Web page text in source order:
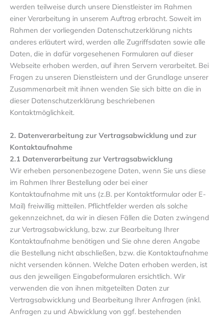
werden teilweise durch unsere Dienstleister im Rahmen
einer Verarbeitung in unserem Auftrag erbracht. Soweit im
Rahmen der vorliegenden Datenschutzerklärung nichts
anderes erläutert wird, werden alle Zugriffsdaten sowie alle
Daten, die in dafür vorgesehenen Formularen auf dieser
Webseite erhoben werden, auf ihren Servern verarbeitet. Bei
Fragen zu unseren Dienstleistern und der Grundlage unserer
Zusammenarbeit mit ihnen wenden Sie sich bitte an die in
dieser Datenschutzerklärung beschriebenen
Kontaktmöglichkeit.
2. Datenverarbeitung zur Vertragsabwicklung und zur
Kontaktaufnahme
2.1 Datenverarbeitung zur Vertragsabwicklung
Wir erheben personenbezogene Daten, wenn Sie uns diese
im Rahmen Ihrer Bestellung oder bei einer
Kontaktaufnahme mit uns (z.B. per Kontaktformular oder E-
Mail) freiwillig mitteilen. Pflichtfelder werden als solche
gekennzeichnet, da wir in diesen Fällen die Daten zwingend
zur Vertragsabwicklung, bzw. zur Bearbeitung Ihrer
Kontaktaufnahme benötigen und Sie ohne deren Angabe
die Bestellung nicht abschließen, bzw. die Kontaktaufnahme
nicht versenden können. Welche Daten erhoben werden, ist
aus den jeweiligen Eingabeformularen ersichtlich. Wir
verwenden die von ihnen mitgeteilten Daten zur
Vertragsabwicklung und Bearbeitung Ihrer Anfragen (inkl.
Anfragen zu und Abwicklung von ggf. bestehenden